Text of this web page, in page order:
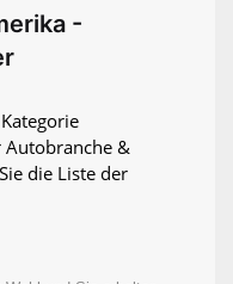
-
Autobranche &
die Liste der